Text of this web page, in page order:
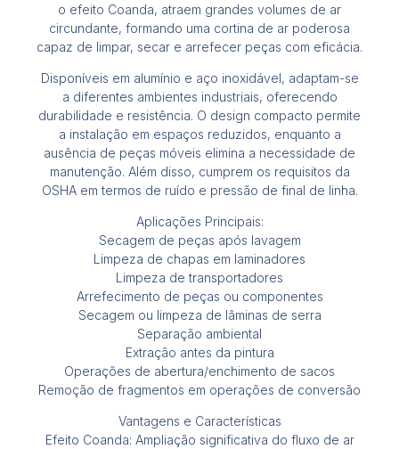
o efeito Coanda, atraem grandes volumes de ar
circundante, formando uma cortina de ar poderosa
capaz de limpar, secar e arrefecer peças com eficácia.
Disponíveis em alumínio e aço inoxidável, adaptam-se
a diferentes ambientes industriais, oferecendo
durabilidade e resistência. O design compacto permite
a instalação em espaços reduzidos, enquanto a
ausência de peças móveis elimina a necessidade de
manutenção. Além disso, cumprem os requisitos da
OSHA em termos de ruído e pressão de final de linha.
Aplicações Principais:
Secagem de peças após lavagem
Limpeza de chapas em laminadores
Limpeza de transportadores
Arrefecimento de peças ou componentes
Secagem ou limpeza de lâminas de serra
Separação ambiental
Extração antes da pintura
Operações de abertura/enchimento de sacos
Remoção de fragmentos em operações de conversão
Vantagens e Características
Efeito Coanda: Ampliação significativa do fluxo de ar